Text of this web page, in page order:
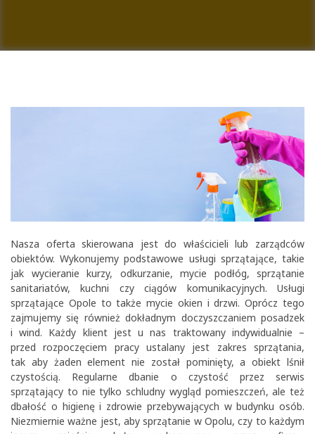
Nasza oferta skierowana jest do właścicieli lub zarządców
obiektów. Wykonujemy podstawowe usługi sprzątające, takie
jak wycieranie kurzy, odkurzanie, mycie podłóg, sprzątanie
sanitariatów, kuchni czy ciągów komunikacyjnych. Usługi
sprzątające Opole to także mycie okien i drzwi. Oprócz tego
zajmujemy się również dokładnym doczyszczaniem posadzek
i wind. Każdy klient jest u nas traktowany indywidualnie –
przed rozpoczęciem pracy ustalany jest zakres sprzątania,
tak aby żaden element nie został pominięty, a obiekt lśnił
czystością. Regularne dbanie o czystość przez serwis
sprzątający to nie tylko schludny wygląd pomieszczeń, ale też
dbałość o higienę i zdrowie przebywających w budynku osób.
Niezmiernie ważne jest, aby sprzątanie w Opolu, czy to każdym